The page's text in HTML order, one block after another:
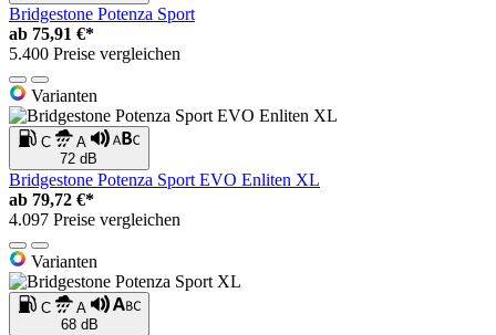
Bridgestone Potenza Sport
ab 75,91 €*
5.400 Preise vergleichen
Varianten
C
A
72 dB
Bridgestone Potenza Sport EVO Enliten XL
ab 79,72 €*
4.097 Preise vergleichen
Varianten
C
A
68 dB